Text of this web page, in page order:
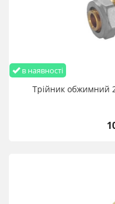
в наявності
Трійник обжимний